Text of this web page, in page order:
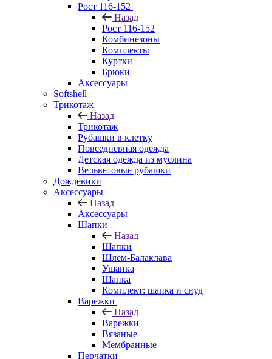
Рост 116-152
Назад
Рост 116-152
Комбинезоны
Комплекты
Куртки
Брюки
Аксессуары
Softshell
Трикотаж
Назад
Трикотаж
Рубашки в клетку
Повседневная одежда
Детская одежда из муслина
Вельветовые рубашки
Дождевики
Аксессуары
Назад
Аксессуары
Шапки
Назад
Шапки
Шлем-Балаклава
Ушанка
Шапка
Комплект: шапка и снуд
Варежки
Назад
Варежки
Вязаные
Мембранные
Перчатки